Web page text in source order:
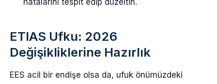
hatalarını tespit edip düzeltin.
ETIAS Ufku: 2026
Değişikliklerine Hazırlık
EES acil bir endişe olsa da, ufuk önümüzdeki